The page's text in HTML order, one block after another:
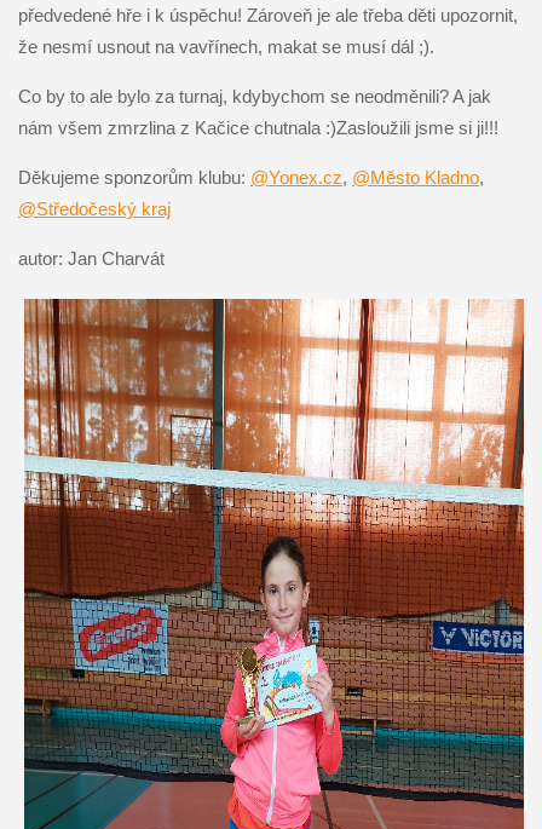
předvedené hře i k úspěchu! Zároveň je ale třeba děti upozornit,
že nesmí usnout na vavřínech, makat se musí dál ;).
Co by to ale bylo za turnaj, kdybychom se neodměnili? A jak
nám všem zmrzlina z Kačice chutnala :)Zasloužili jsme si ji!!!
Děkujeme sponzorům klubu: @Yonex.cz, @Město Kladno,
@Středočeský kraj
autor: Jan Charvát